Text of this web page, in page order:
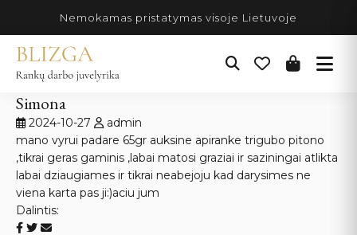
turinio
Nemokamas pristatymas visoje Lietuvoje
Simona
2024-10-27
admin
mano vyrui padare 65gr auksine apiranke trigubo pitono
,tikrai geras gaminis ,labai matosi graziai ir saziningai atlikta
labai dziaugiames ir tikrai neabejoju kad darysimes ne
viena karta pas ji:)aciu jum
Dalintis: